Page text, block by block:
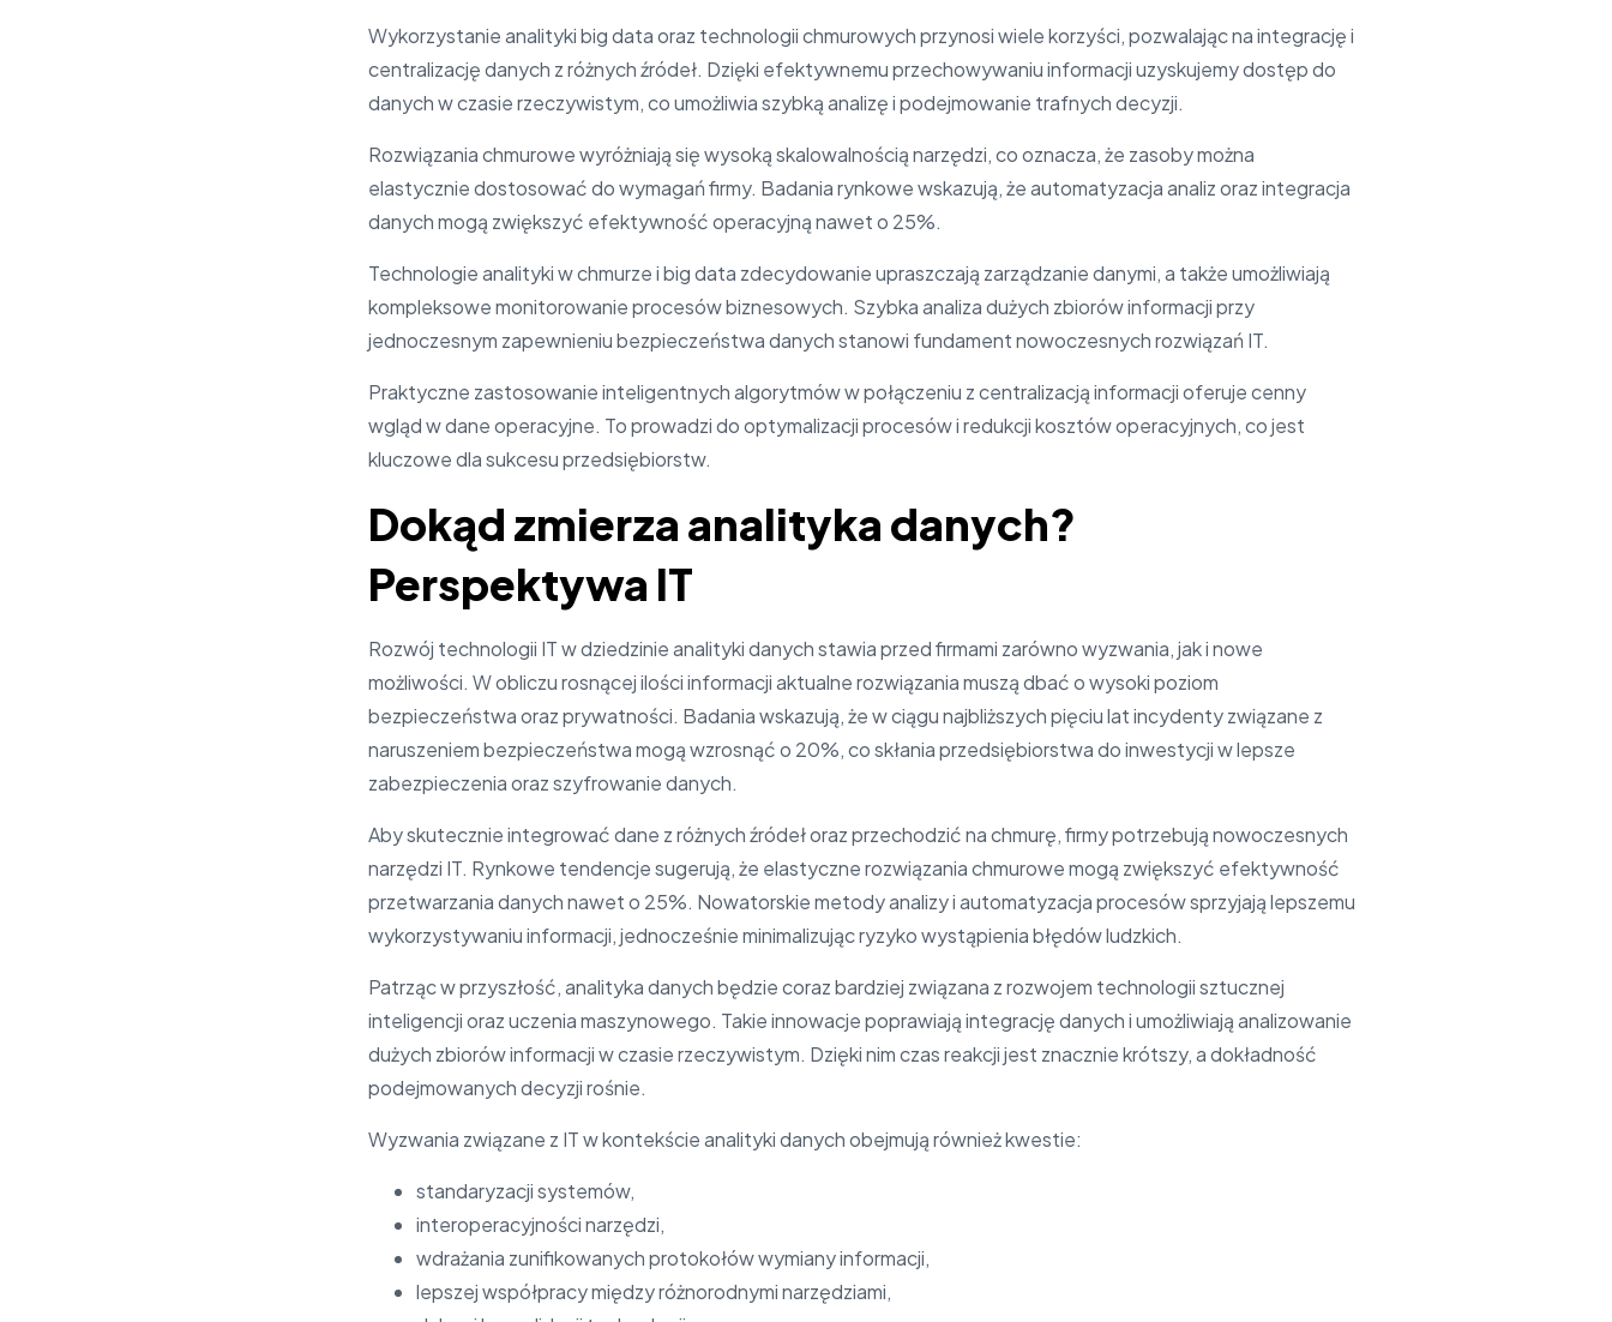
Wykorzystanie analityki big data oraz technologii chmurowych przynosi wiele korzyści, pozwalając na integrację i
centralizację danych z różnych źródeł. Dzięki efektywnemu przechowywaniu informacji uzyskujemy dostęp do
danych w czasie rzeczywistym, co umożliwia szybką analizę i podejmowanie trafnych decyzji.
Rozwiązania chmurowe wyróżniają się wysoką skalowalnością narzędzi, co oznacza, że zasoby można
elastycznie dostosować do wymagań firmy. Badania rynkowe wskazują, że automatyzacja analiz oraz integracja
danych mogą zwiększyć efektywność operacyjną nawet o 25%.
Technologie analityki w chmurze i big data zdecydowanie upraszczają zarządzanie danymi, a także umożliwiają
kompleksowe monitorowanie procesów biznesowych. Szybka analiza dużych zbiorów informacji przy
jednoczesnym zapewnieniu bezpieczeństwa danych stanowi fundament nowoczesnych rozwiązań IT.
Praktyczne zastosowanie inteligentnych algorytmów w połączeniu z centralizacją informacji oferuje cenny
wgląd w dane operacyjne. To prowadzi do optymalizacji procesów i redukcji kosztów operacyjnych, co jest
kluczowe dla sukcesu przedsiębiorstw.
Dokąd zmierza analityka danych?
Perspektywa IT
Rozwój technologii IT w dziedzinie analityki danych stawia przed firmami zarówno wyzwania, jak i nowe
możliwości. W obliczu rosnącej ilości informacji aktualne rozwiązania muszą dbać o wysoki poziom
bezpieczeństwa oraz prywatności. Badania wskazują, że w ciągu najbliższych pięciu lat incydenty związane z
naruszeniem bezpieczeństwa mogą wzrosnąć o 20%, co skłania przedsiębiorstwa do inwestycji w lepsze
zabezpieczenia oraz szyfrowanie danych.
Aby skutecznie integrować dane z różnych źródeł oraz przechodzić na chmurę, firmy potrzebują nowoczesnych
narzędzi IT. Rynkowe tendencje sugerują, że elastyczne rozwiązania chmurowe mogą zwiększyć efektywność
przetwarzania danych nawet o 25%. Nowatorskie metody analizy i automatyzacja procesów sprzyjają lepszemu
wykorzystywaniu informacji, jednocześnie minimalizując ryzyko wystąpienia błędów ludzkich.
Patrząc w przyszłość, analityka danych będzie coraz bardziej związana z rozwojem technologii sztucznej
inteligencji oraz uczenia maszynowego. Takie innowacje poprawiają integrację danych i umożliwiają analizowanie
dużych zbiorów informacji w czasie rzeczywistym. Dzięki nim czas reakcji jest znacznie krótszy, a dokładność
podejmowanych decyzji rośnie.
Wyzwania związane z IT w kontekście analityki danych obejmują również kwestie:
standaryzacji systemów,
interoperacyjności narzędzi,
wdrażania zunifikowanych protokołów wymiany informacji,
lepszej współpracy między różnorodnymi narzędziami,